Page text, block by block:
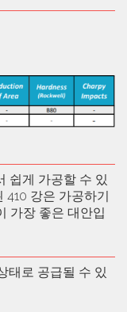
쉽게 가공할 수 있
410 강은 가공하기
가장 좋은 대안입
태로 공급될 수 있